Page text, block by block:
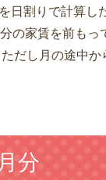
日割りで計算し
の家賃を前もっ
だし月の途中か
分